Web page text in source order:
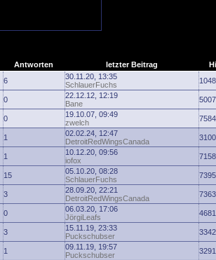
Antworten letzter Beitrag
6
30.11.20, 13:35
SchlauerFuchs
0
22.12.12, 12:19
Bane
5007
0
19.10.07, 09:49
zwelch
7584
1
02.02.24, 12:47
DetroitRedWingsCanada
3100
1
10.12.20, 09:56
iofox
7158
15
05.10.20, 08:28
SchlauerFuchs
7395
3
28.09.20, 22:21
DetroitRedWingsCanada
7363
0
06.03.20, 17:06
JörgiLeafs
4681
3
15.11.19, 23:33
Puckschubser
3342
1
09.11.19, 19:57
Puckschubser
3291